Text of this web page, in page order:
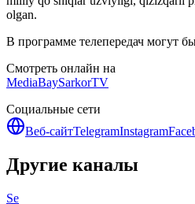
olgan.
В программе телепередач могут
Смотреть онлайн на
MediaBaySarkorTV
Социальные сети
Веб-сайтTelegramInstagram
Другие каналы
Se